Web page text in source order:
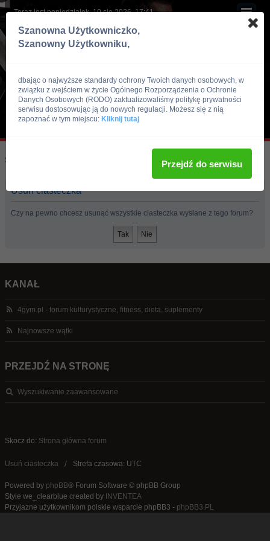
Teraz jest poniedziałek, 10 sie 2026, 17:41
Skocz do:
Usuń ciasteczka
Czy na pewno chcesz usunąć wszystkie ciasteczka wysłane z tego forum?
KANAŁ
4gym.pl - forum kulturystyczne, fitness, dieta, suplementy
Najnowsze wątki
PRZEJDŹ NA STRONĘ
Wyszukiwanie zaawansowane
Skocz do: Strona główna forum
Usuń ciasteczka Strefa czasowa: UTC
Powered by phpBB® Forum Software © phpBB Group
Style we_clearblue created by INVENTEA
Przyjazne użytkownikom polskie wsparcie phpBB3 - phpBB3.PL
Szanowna Użytkowniczko,
Szanowny Użytkowniku,
dbając o najwyższe standardy ochrony Twoich danych osobowych, w
związku z wejściem w życie Ogólnego Rozporządzenia o Ochronie
Danych Osobowych (RODO) zaktualizowaliśmy politykę prywatności
serwisu dostosowując ją do nowych regulacji. Możesz się z nią
zapoznać w tym miejscu: Kliknij tutaj
Przejdź do serwisu